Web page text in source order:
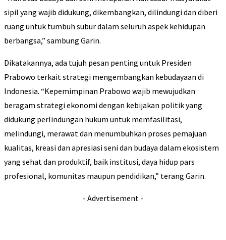
sipil yang wajib didukung, dikembangkan, dilindungi dan diberi
ruang untuk tumbuh subur dalam seluruh aspek kehidupan
berbangsa,” sambung Garin.
Dikatakannya, ada tujuh pesan penting untuk Presiden
Prabowo terkait strategi mengembangkan kebudayaan di
Indonesia. “Kepemimpinan Prabowo wajib mewujudkan
beragam strategi ekonomi dengan kebijakan politik yang
didukung perlindungan hukum untuk memfasilitasi,
melindungi, merawat dan menumbuhkan proses pemajuan
kualitas, kreasi dan apresiasi seni dan budaya dalam ekosistem
yang sehat dan produktif, baik institusi, daya hidup pars
profesional, komunitas maupun pendidikan,” terang Garin.
- Advertisement -